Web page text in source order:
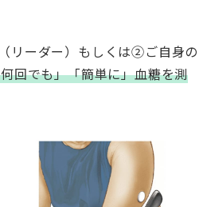
リーダー）もしくは②ご自身の
回でも」「簡単に」血糖を測